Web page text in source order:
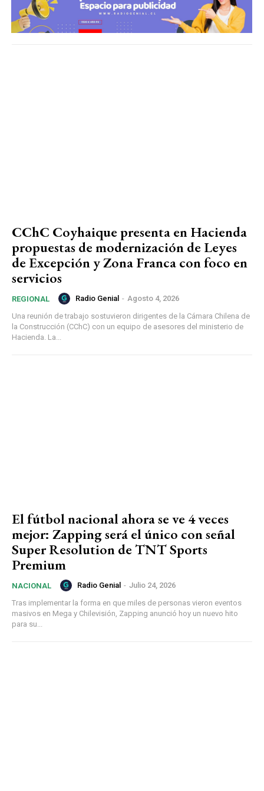
CChC Coyhaique presenta en Hacienda
propuestas de modernización de Leyes
de Excepción y Zona Franca con foco en
servicios
REGIONAL Radio Genial - Agosto 4, 2026
Una reunión de trabajo sostuvieron dirigentes de la Cámara Chilena de
la Construcción (CChC) con un equipo de asesores del ministerio de
Hacienda. La...
El fútbol nacional ahora se ve 4 veces
mejor: Zapping será el único con señal
Super Resolution de TNT Sports
Premium
NACIONAL Radio Genial - Julio 24, 2026
Tras implementar la forma en que miles de personas vieron eventos
masivos en Mega y Chilevisión, Zapping anunció hoy un nuevo hito
para su...